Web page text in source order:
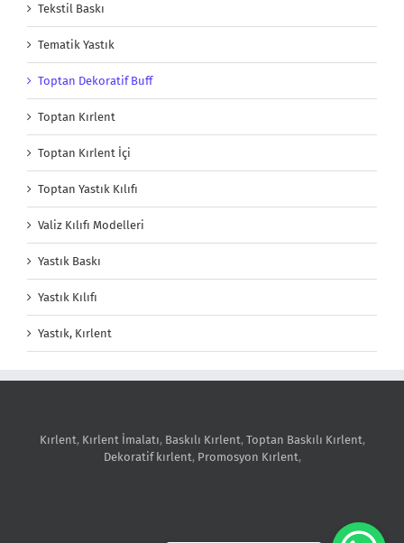
Tekstil Baskı
Tematik Yastık
Toptan Dekoratif Buff
Toptan Kırlent
Toptan Kırlent İçi
Toptan Yastık Kılıfı
Valiz Kılıfı Modelleri
Yastık Baskı
Yastık Kılıfı
Yastık, Kırlent
Kırlent, Kırlent İmalatı, Baskılı Kırlent, Toptan Baskılı Kırlent,
Dekoratif kırlent, Promosyon Kırlent,